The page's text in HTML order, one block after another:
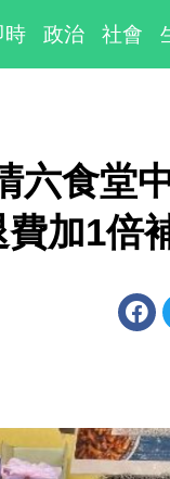
時 政治 社會
六食堂
加1倍